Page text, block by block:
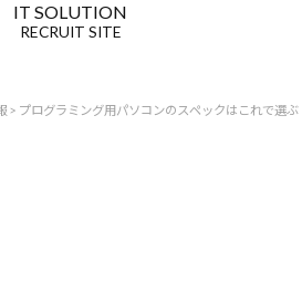
IT SOLUTION
RECRUIT SITE
> プログラミング用パソコンのスペックはこれで選